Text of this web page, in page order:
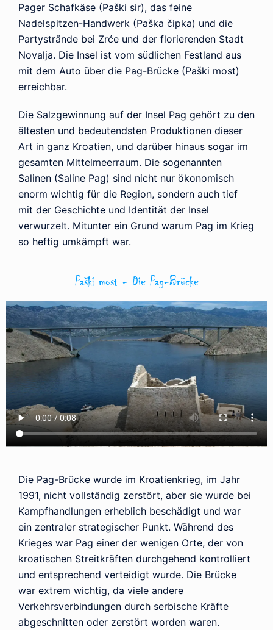
Pager Schafkäse (Paški sir), das feine
Nadelspitzen-Handwerk (Paška čipka) und die
Partystrände bei Zrće und der florierenden Stadt
Novalja. Die Insel ist vom südlichen Festland aus
mit dem Auto über die Pag-Brücke (Paški most)
erreichbar.
Die Salzgewinnung auf der Insel Pag gehört zu den
ältesten und bedeutendsten Produktionen dieser
Art in ganz Kroatien, und darüber hinaus sogar im
gesamten Mittelmeerraum. Die sogenannten
Salinen (Saline Pag) sind nicht nur ökonomisch
enorm wichtig für die Region, sondern auch tief
mit der Geschichte und Identität der Insel
verwurzelt. Mitunter ein Grund warum Pag im Krieg
so heftig umkämpft war.
Paški most - Die Pag-Brücke
Die Pag-Brücke wurde im Kroatienkrieg, im Jahr
1991, nicht vollständig zerstört, aber sie wurde bei
Kampfhandlungen erheblich beschädigt und war
ein zentraler strategischer Punkt. Während des
Krieges war Pag einer der wenigen Orte, der von
kroatischen Streitkräften durchgehend kontrolliert
und entsprechend verteidigt wurde. Die Brücke
war extrem wichtig, da viele andere
Verkehrsverbindungen durch serbische Kräfte
abgeschnitten oder zerstört worden waren.